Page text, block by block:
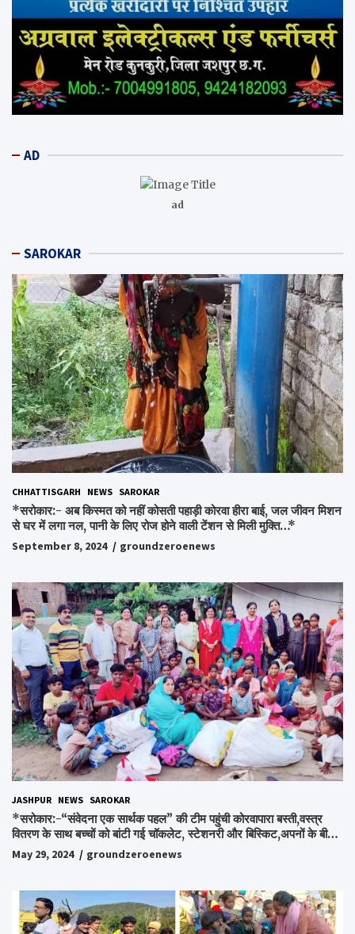
AD
ad
SAROKAR
CHHATTISGARH NEWS SAROKAR
*सरोकार:- अब किस्मत को नहीं कोसती पहाड़ी कोरवा हीरा बाई, जल जीवन मिशन
से घर में लगा नल, पानी के लिए रोज होने वाली टेंशन से मिली मुक्ति…*
September 8, 2024 groundzeroenews
JASHPUR NEWS SAROKAR
*सरोकार:-“संवेदना एक सार्थक पहल” की टीम पहुंची कोरवापारा बस्ती,वस्त्र
वितरण के साथ बच्चों को बांटी गई चॉकलेट, स्टेशनरी और बिस्किट,अपनों के बीच
अपनों को पाकर भाव विभोर हुए लोग,संवेदना समूह के संस्थापक स्व.विश्वबंधु को
किया गया याद,समाजसेवी और समूह के लोगों ने रखी अपनी राय,कहा स्व.शर्मा के
May 29, 2024 groundzeroenews